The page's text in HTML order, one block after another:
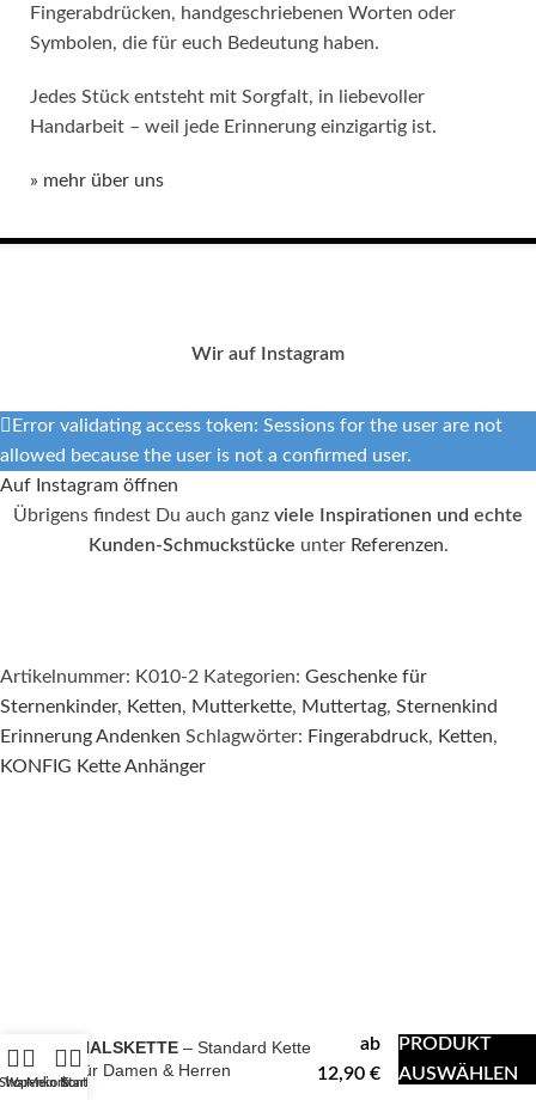
Fingerabdrücken, handgeschriebenen Worten oder
Symbolen, die für euch Bedeutung haben.
Jedes Stück entsteht mit Sorgfalt, in liebevoller
Handarbeit – weil jede Erinnerung einzigartig ist.
» mehr über uns
Wir auf Instagram
Error validating access token: Sessions for the user are not
allowed because the user is not a confirmed user.
Auf Instagram öffnen
Übrigens findest Du auch ganz viele Inspirationen und echte
Kunden-Schmuckstücke unter Referenzen.
Artikelnummer: K010-2 Kategorien: Geschenke für
Sternenkinder, Ketten, Mutterkette, Muttertag, Sternenkind
Erinnerung Andenken Schlagwörter: Fingerabdruck, Ketten,
KONFIG Kette Anhänger
Familien Bundles
HALSKETTE – Standard Kette
für Damen & Herren
ab
12,90€
PRODUKT
AUSWÄHLEN
Shop
Warenkorb
Mein Konto
Start